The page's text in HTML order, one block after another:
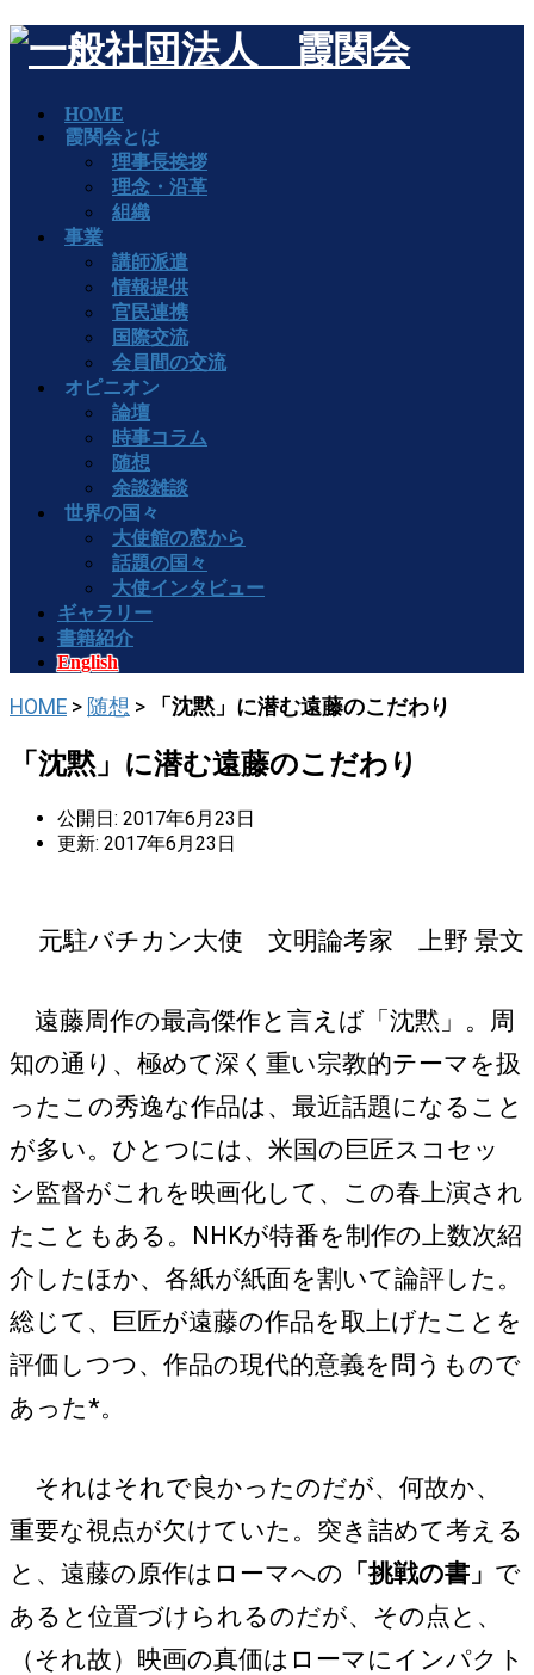
HOME
霞関会とは
理事長挨拶
理念・沿革
組織
事業
講師派遣
情報提供
官民連携
国際交流
会員間の交流
オピニオン
論壇
時事コラム
随想
余談雑談
世界の国々
大使館の窓から
話題の国々
大使インタビュー
ギャラリー
書籍紹介
English
HOME > 随想 > 「沈黙」に潜む遠藤のこだわり
「沈黙」に潜む遠藤のこだわり
公開日: 2017年6月23日
更新: 2017年6月23日
元駐バチカン大使 文明論考家 上野 景文
遠藤周作の最高傑作と言えば「沈黙」。周
知の通り、極めて深く重い宗教的テーマを扱
ったこの秀逸な作品は、最近話題になること
が多い。ひとつには、米国の巨匠スコセッ
シ監督がこれを映画化して、この春上演され
たこともある。NHKが特番を制作の上数次紹
介したほか、各紙が紙面を割いて論評した。
総じて、巨匠が遠藤の作品を取上げたことを
評価しつつ、作品の現代的意義を問うもので
あった*。
それはそれで良かったのだが、何故か、
重要な視点が欠けていた。突き詰めて考える
と、遠藤の原作はローマへの 「挑戦の書」 で
あると位置づけられるのだが、その点と、
（それ故）映画の真価はローマにインパクト